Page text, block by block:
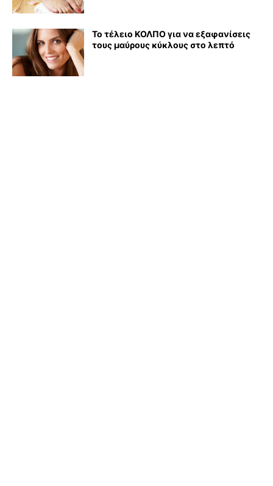
Το τέλειο ΚΟΛΠΟ για να εξαφανίσεις
τους μαύρους κύκλους στο λεπτό